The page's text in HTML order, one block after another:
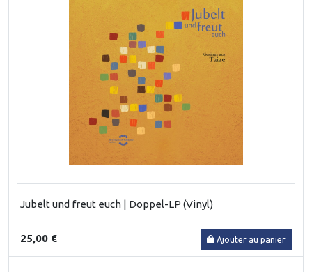
Jubelt und freut euch | Doppel-LP (Vinyl)
25,00 € Ajouter au panier